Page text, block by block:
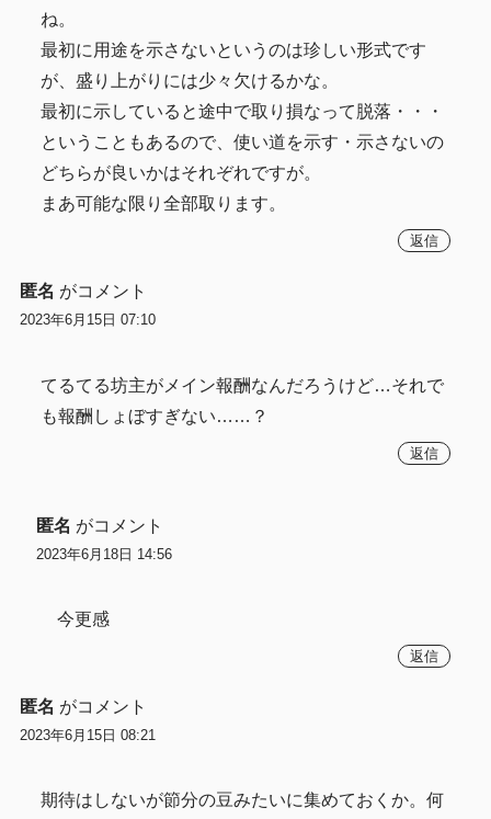
ね。
最初に用途を示さないというのは珍しい形式です
が、盛り上がりには少々欠けるかな。
最初に示していると途中で取り損なって脱落・・・
ということもあるので、使い道を示す・示さないの
どちらが良いかはそれぞれですが。
まあ可能な限り全部取ります。
返信
匿名 がコメント
2023年6月15日 07:10
てるてる坊主がメイン報酬なんだろうけど…それで
も報酬しょぼすぎない……？
返信
匿名 がコメント
2023年6月18日 14:56
今更感
返信
匿名 がコメント
2023年6月15日 08:21
期待はしないが節分の豆みたいに集めておくか。何